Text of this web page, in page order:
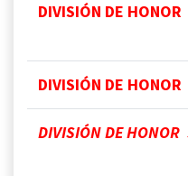
DIVISIÓN DE
DIVISIÓN DE
DIVISIÓN DE HONOR